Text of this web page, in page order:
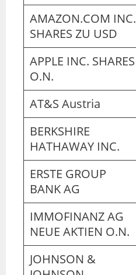
AMAZON.COM INC.
SHARES ZU USD
APPLE INC. SHARES
O.N.
AT&S Austria
BERKSHIRE
HATHAWAY INC.
ERSTE GROUP
BANK AG
IMMOFINANZ AG
NEUE AKTIEN O.N.
JOHNSON &